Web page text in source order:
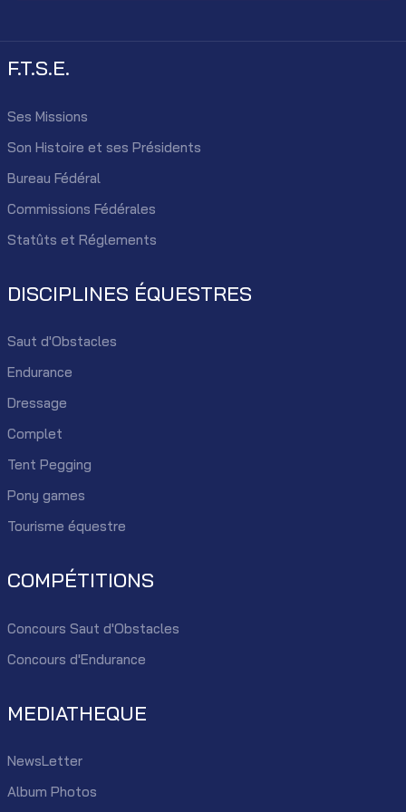
F.T.S.E.
Ses Missions
Son Histoire et ses Présidents
Bureau Fédéral
Commissions Fédérales
Statûts et Réglements
DISCIPLINES ÉQUESTRES
Saut d'Obstacles
Endurance
Dressage
Complet
Tent Pegging
Pony games
Tourisme équestre
COMPÉTITIONS
Concours Saut d'Obstacles
Concours d'Endurance
MEDIATHEQUE
NewsLetter
Album Photos